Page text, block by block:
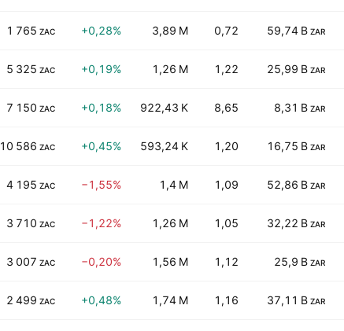
1 765 ZAC +0,28% 3,89 M 0,72 59,74 B ZAR
5 325 ZAC +0,19% 1,26 M 1,22 25,99 B ZAR
7 150 ZAC +0,18% 922,43 K 8,65 8,31 B ZAR
10 586 ZAC +0,45% 593,24 K 1,20 16,75 B ZAR
4 195 ZAC −1,55% 1,4 M 1,09 52,86 B ZAR
3 710 ZAC −1,22% 1,26 M 1,05 32,22 B ZAR
3 007 ZAC −0,20% 1,56 M 1,12 25,9 B ZAR
2 499 ZAC +0,48% 1,74 M 1,16 37,11 B ZAR